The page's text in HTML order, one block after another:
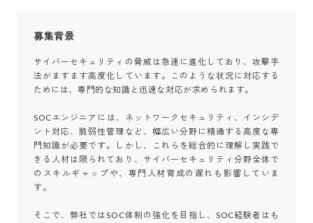
募集背景
サイバーセキュリティの脅威は急速に進化しており、攻撃手
法がますます高度化しています。このような状況に対応する
ためには、専門的な知識と迅速な対応が求められます。
SOCエンジニアには、ネットワークセキュリティ、インシデ
ント対応、脆弱性管理など、幅広い分野に精通する高度な専
門知識が必要です。しかし、これらを総合的に理解し実践で
きる人材は限られており、サイバーセキュリティ分野全体で
のスキルギャップや、専門人材育成の遅れも影響していま
す。
そこで、弊社ではSOC体制の強化を目指し、SOC経験者はも